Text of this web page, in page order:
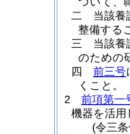
二
当該
整備する
三
当該
のための
四
前三号
くこと。
2
前項第一
機器を活
(令三